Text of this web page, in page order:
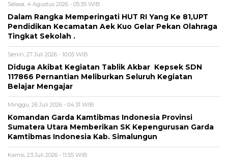
Selasa, 4 Agustus 2026 - 05:35 WIB
Dalam Rangka Memperingati HUT RI Yang Ke 81,UPT
Pendidikan Kecamatan Aek Kuo Gelar Pekan Olahraga
Tingkat Sekolah .
Senin, 27 Juli 2026 - 10:05 WIB
Diduga Akibat Kegiatan Tablik Akbar Kepsek SDN
117866 Pernantian Meliburkan Seluruh Kegiatan
Belajar Mengajar
Minggu, 26 Juli 2026 - 04:31 WIB
Komandan Garda Kamtibmas Indonesia Provinsi
Sumatera Utara Memberikan SK Kepengurusan Garda
Kamtibmas Indonesia Kab. Simalungun
Kamis, 23 Juli 2026 - 11:55 WIB